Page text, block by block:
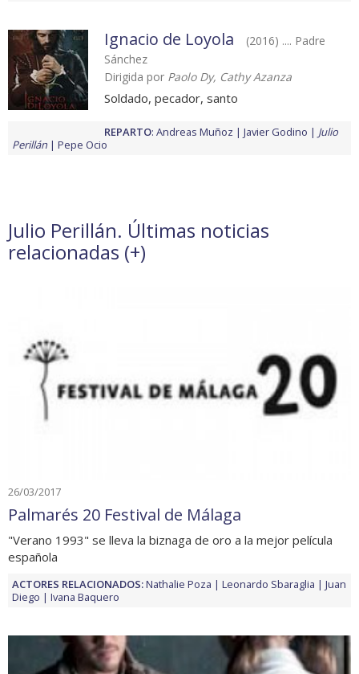
Ignacio de Loyola
(2016) .... Padre
Sánchez
Dirigida por Paolo Dy, Cathy Azanza
Soldado, pecador, santo
REPARTO: Andreas Muñoz Javier Godino
Julio
Perillán
Pepe Ocio
Julio Perillán. Últimas noticias
relacionadas (+)
26/03/2017
Palmarés 20 Festival de Málaga
"Verano 1993" se lleva la biznaga de oro a la mejor película
española
ACTORES RELACIONADOS:Nathalie Poza Leonardo Sbaraglia
Juan
Diego
Ivana Baquero